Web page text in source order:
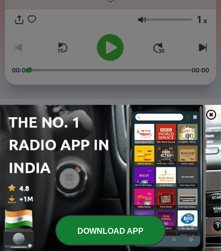
Volume 1 x
00:00 00:00
Episodes
5 Episodio 4 - Feliz cumpleaños, Mother Monster.
01 Apr 2021
4 - Episodio 3 - Las filtraciones de “House of Gucci”
18 Mar 2021
3 - Episodio 2 - ¿Gucci o Chromatica?
2 - Episodio 1 - Piloto
19 Feb 2021
DOWNLOAD APP